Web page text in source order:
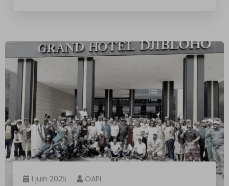
1 juin 2025 OAPI